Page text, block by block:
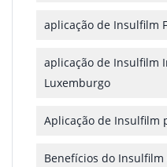
aplicação de Insulfilm
aplicação de Insulfilm
Luxemburgo
Aplicação de Insulfilm
Benefícios do Insulfilm